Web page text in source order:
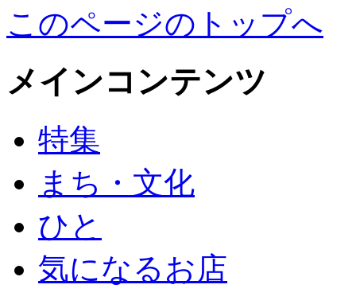
このページのトップへ
メインコンテンツ
特集
まち・文化
ひと
気になるお店